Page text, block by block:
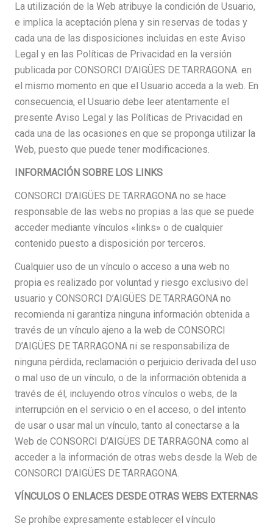
La utilización de la Web atribuye la condición de Usuario,
e implica la aceptación plena y sin reservas de todas y
cada una de las disposiciones incluidas en este Aviso
Legal y en las Políticas de Privacidad en la versión
publicada por CONSORCI D’AIGÜES DE TARRAGONA. en
el mismo momento en que el Usuario acceda a la web. En
consecuencia, el Usuario debe leer atentamente el
presente Aviso Legal y las Políticas de Privacidad en
cada una de las ocasiones en que se proponga utilizar la
Web, puesto que puede tener modificaciones.
INFORMACIÓN SOBRE LOS LINKS
CONSORCI D’AIGÜES DE TARRAGONA no se hace
responsable de las webs no propias a las que se puede
acceder mediante vínculos «links» o de cualquier
contenido puesto a disposición por terceros.
Cualquier uso de un vínculo o acceso a una web no
propia es realizado por voluntad y riesgo exclusivo del
usuario y CONSORCI D’AIGÜES DE TARRAGONA no
recomienda ni garantiza ninguna información obtenida a
través de un vínculo ajeno a la web de CONSORCI
D’AIGÜES DE TARRAGONA ni se responsabiliza de
ninguna pérdida, reclamación o perjuicio derivada del uso
o mal uso de un vínculo, o de la información obtenida a
través de él, incluyendo otros vínculos o webs, de la
interrupción en el servicio o en el acceso, o del intento
de usar o usar mal un vínculo, tanto al conectarse a la
Web de CONSORCI D’AIGÜES DE TARRAGONA como al
acceder a la información de otras webs desde la Web de
CONSORCI D’AIGÜES DE TARRAGONA.
VÍNCULOS O ENLACES DESDE OTRAS WEBS EXTERNAS
Se prohíbe expresamente establecer el vínculo